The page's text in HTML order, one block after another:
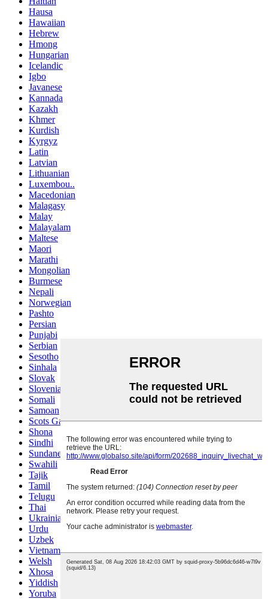
Hausa
Hawaiian
Hebrew
Hmong
Hungarian
Icelandic
Igbo
Javanese
Kannada
Kazakh
Khmer
Kurdish
Kyrgyz
Latin
Latvian
Lithuanian
Luxembou..
Macedonian
Malagasy
Malay
Malayalam
Maltese
Maori
Marathi
Mongolian
Burmese
Nepali
Norwegian
Pashto
Persian
Punjabi
Serbian
Sesotho
Sinhala
Slovak
Slovenian
Somali
Samoan
Scots Gaelic
Shona
Sindhi
Sundanese
Swahili
Tajik
Tamil
Telugu
Thai
Ukrainian
Urdu
Uzbek
Vietnamese
Welsh
Xhosa
Yiddish
Yoruba